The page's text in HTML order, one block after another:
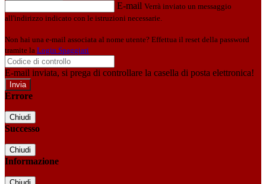
E-mail Verrà inviato un messaggio
all'indirizzo indicato con le istruzioni necessarie.
Non hai una e-mail associata al nome utente? Effettua il reset della password
tramite la Login Spaggiari
E-mail inviata, si prega di controllare la casella di posta elettronica!
Errore
Chiudi
Successo
Chiudi
Informazione